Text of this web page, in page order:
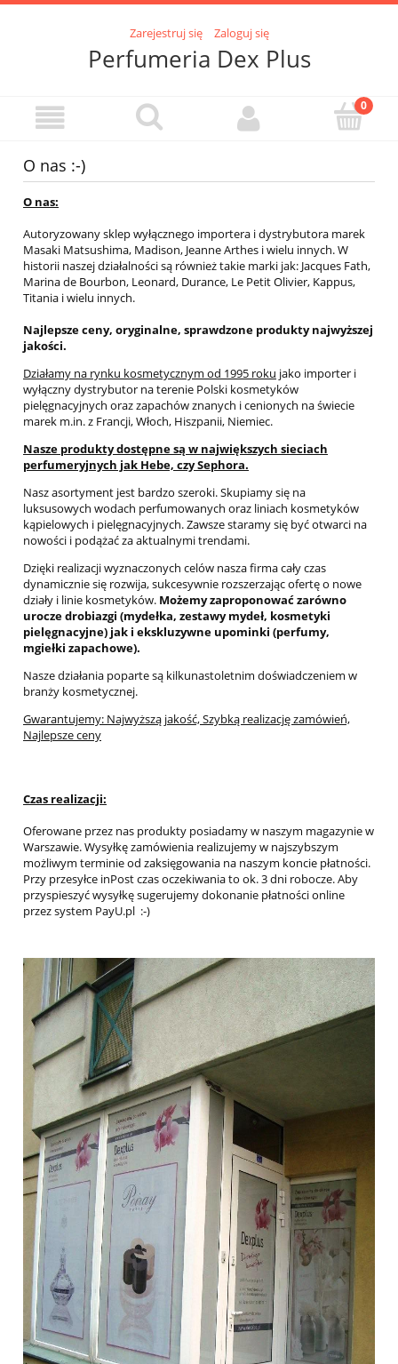
Zarejestruj się Zaloguj się
Perfumeria Dex Plus
O nas :-)
O nas:
Autoryzowany sklep wyłącznego importera i dystrybutora marek
Masaki Matsushima, Madison, Jeanne Arthes i wielu innych. W
historii naszej działalności są również takie marki jak: Jacques Fath,
Marina de Bourbon, Leonard, Durance, Le Petit Olivier, Kappus,
Titania i wielu innych.
Najlepsze ceny, oryginalne, sprawdzone produkty najwyższej
jakości.
Działamy na rynku kosmetycznym od 1995 roku jako importer i
wyłączny dystrybutor na terenie Polski kosmetyków
pielęgnacyjnych oraz zapachów znanych i cenionych na świecie
marek m.in. z Francji, Włoch, Hiszpanii, Niemiec.
Nasze produkty dostępne są w największych sieciach
perfumeryjnych jak Hebe, czy Sephora.
Nasz asortyment jest bardzo szeroki. Skupiamy się na
luksusowych wodach perfumowanych oraz liniach kosmetyków
kąpielowych i pielęgnacyjnych. Zawsze staramy się być otwarci na
nowości i podążać za aktualnymi trendami.
Dzięki realizacji wyznaczonych celów nasza firma cały czas
dynamicznie się rozwija, sukcesywnie rozszerzając ofertę o nowe
działy i linie kosmetyków. Możemy zaproponować zarówno
urocze drobiazgi (mydełka, zestawy mydeł, kosmetyki
pielęgnacyjne) jak i ekskluzywne upominki (perfumy,
mgiełki zapachowe).
Nasze działania poparte są kilkunastoletnim doświadczeniem w
branży kosmetycznej.
Gwarantujemy: Najwyższą jakość, Szybką realizację zamówień,
Najlepsze ceny
Czas realizacji:
Oferowane przez nas produkty posiadamy w naszym magazynie w
Warszawie. Wysyłkę zamówienia realizujemy w najszybszym
możliwym terminie od zaksięgowania na naszym koncie płatności.
Przy przesyłce inPost czas oczekiwania to ok. 3 dni robocze. Aby
przyspieszyć wysyłkę sugerujemy dokonanie płatności online
przez system PayU.pl :-)